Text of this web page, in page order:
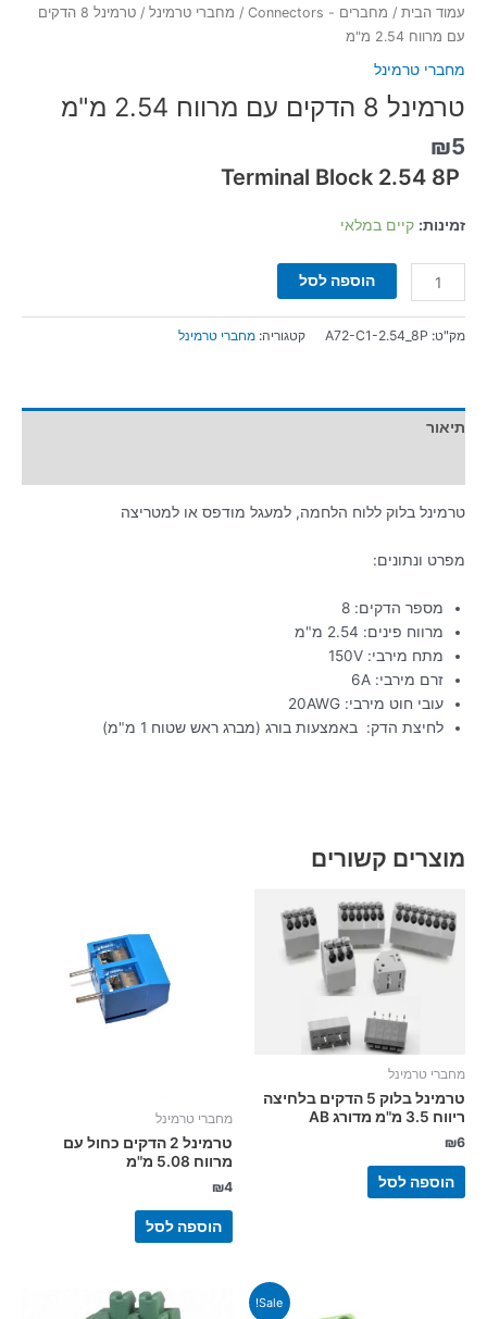
עמוד הבית / מחברים - Connectors / מחברי טרמינל
/ טרמינל 8 הדקים
עם מרווח 2.54 מ"מ
מחברי טרמינל
טרמינל 8 הדקים עם מרווח 2.54 מ"מ
₪5
זמינות: קיים במלאי
הוספה לסל
מק"ט: A72-C1-2.54_8P קטגוריה: מחברי טרמינל
תיאור
טרמינל בלוק ללוח הלחמה, למעגל מודפס או למטריצה
מפרט ונתונים:
מספר הדקים: 8
מרווח פינים: 2.54 מ"מ
מתח מירבי: 150V
זרם מירבי: 6A
עובי חוט מירבי: 20AWG
לחיצת הדק: באמצעות בורג (מברג ראש שטוח 1 מ"מ)
מוצרים קשורים
מחברי טרמינל
טרמינל בלוק 5 הדקים בלחיצה
ריווח 3.5 מ"מ מדורג AB
₪6
הוספה לסל
מחברי טרמינל
טרמינל 2 הדקים כחול עם
מרווח 5.08 מ"מ
₪4
הוספה לסל
Sale!